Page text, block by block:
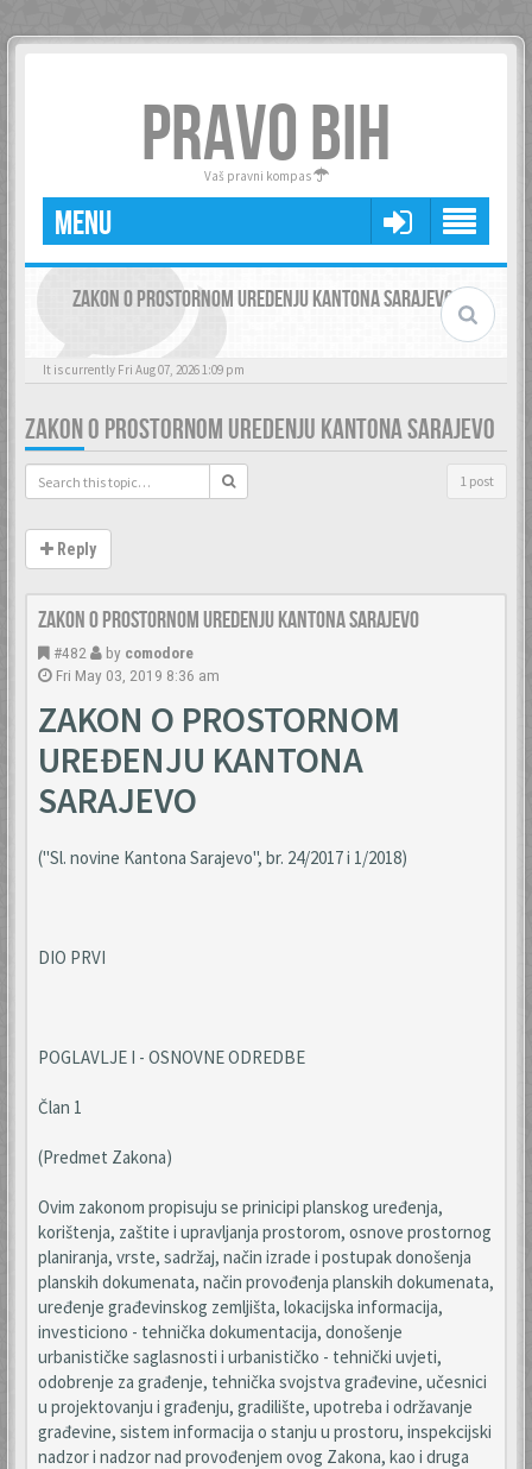
PRAVO BIH
Vaš pravni kompas
MENU
ZAKON O PROSTORNOM UREDENJU KANTONA SARAJEVO
It is currently Fri Aug 07, 2026 1:09 pm
ZAKON O PROSTORNOM UREDENJU KANTONA SARAJEVO
1 post
Reply
Zakon o prostornom uredenju Kantona Sarajevo
#482 by comodore
Fri May 03, 2019 8:36 am
ZAKON O PROSTORNOM
UREĐENJU KANTONA
SARAJEVO
("Sl. novine Kantona Sarajevo", br. 24/2017 i 1/2018)
DIO PRVI
POGLAVLJE I - OSNOVNE ODREDBE
Član 1
(Predmet Zakona)
Ovim zakonom propisuju se prinicipi planskog uređenja,
korištenja, zaštite i upravljanja prostorom, osnove prostornog
planiranja, vrste, sadržaj, način izrade i postupak donošenja
planskih dokumenata, način provođenja planskih dokumenata,
uređenje građevinskog zemljišta, lokacijska informacija,
investiciono - tehnička dokumentacija, donošenje
urbanističke saglasnosti i urbanističko - tehnički uvjeti,
odobrenje za građenje, tehnička svojstva građevine, učesnici
u projektovanju i građenju, gradilište, upotreba i održavanje
građevine, sistem informacija o stanju u prostoru, inspekcijski
nadzor i nadzor nad provođenjem ovog Zakona, kao i druga